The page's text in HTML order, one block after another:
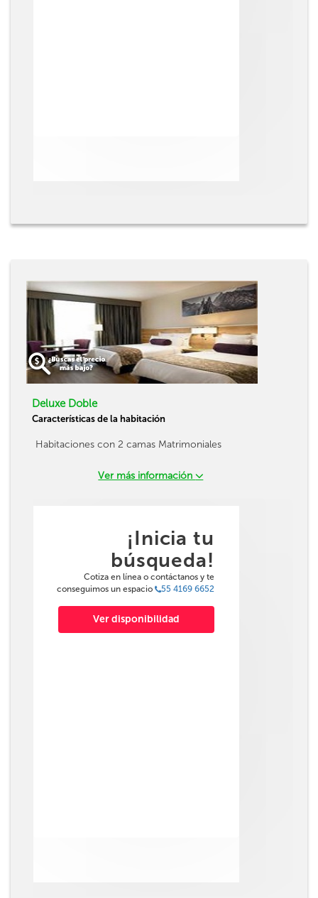
Deluxe Doble
Características de la habitación
Habitaciones con 2 camas Matrimoniales
Ver más información
¡Inicia tu
búsqueda!
Cotiza en línea o contáctanos y te
conseguimos un espacio
55 4169 6652
Ver disponibilidad